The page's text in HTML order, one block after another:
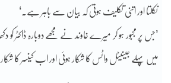
نکلتا اور اتنی تکلیف ہوتی کہ بیان سے باہر ہے۔‘
’جس پر مجبور ہو کر میرے خاوند نے مجھے دوبارہ ڈاکٹر کو
میں پہلے جینیٹل واٹس کا شکار ہوئی اور اب کینسر کا